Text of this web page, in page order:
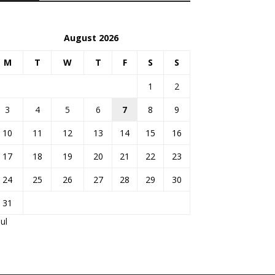
August 2026
M T W T F S S
1
2
3
4 5 6 7 8
9
10
11 12 13 14 15
16
17
18 19 20 21 22
23
24
25 26 27 28 29
30
31